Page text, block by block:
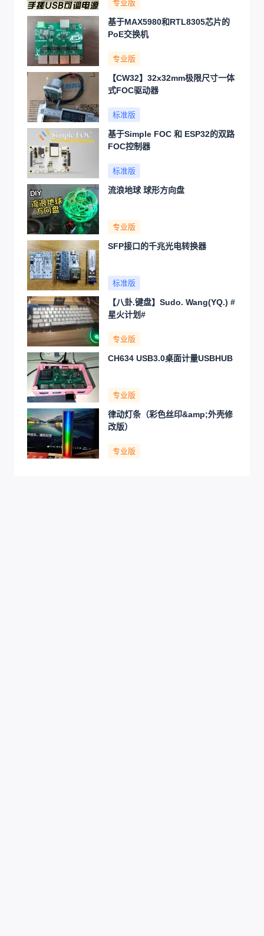
专业版
基于MAX5980和RTL8305芯片的
PoE交换机
专业版
【CW32】32x32mm极限尺寸一体
式FOC驱动器
标准版
基于Simple FOC 和 ESP32的双路
FOC控制器
标准版
流浪地球 球形方向盘
专业版
SFP接口的千兆光电转换器
标准版
【八卦.键盘】Sudo. Wang(YQ.) #
星火计划#
专业版
CH634 USB3.0桌面计量USBHUB
专业版
律动灯条（彩色丝印&amp;外壳修
改版）
专业版